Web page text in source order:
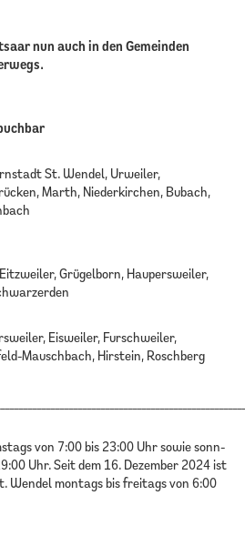
nun auch in den Gemeinden
St. Wendel, Urweiler,
Marth, Niederkirchen, Bubach,
Grügelborn, Haupersweiler,
Eisweiler, Furschweiler,
Mauschbach, Hirstein, Roschberg
von 7:00 bis 23:00 Uhr sowie sonn-
Uhr. Seit dem 16. Dezember 2024 ist
Wendel montags bis freitags von 6:00